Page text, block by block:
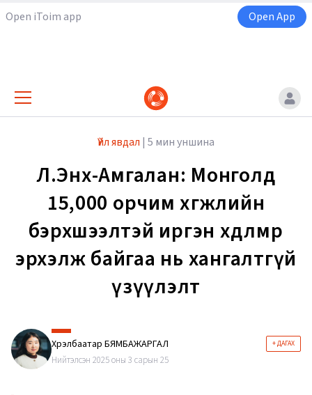
Open iToim app Open App
Үйл явдал | 5 мин уншина
Л.Энх-Амгалан: Монголд
15,000 орчим хөгжлийн
бэрхшээлтэй иргэн хөдөлмөр
эрхэлж байгаа нь хангалтгүй
үзүүлэлт
Хүрэлбаатар БЯМБАЖАРГАЛ + ДАГАХ
Нийтэлсэн 2025 оны 3 сарын 25